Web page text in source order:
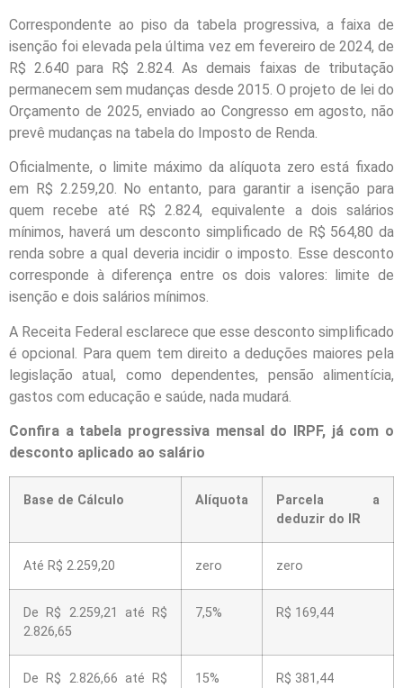
Correspondente ao piso da tabela progressiva, a faixa de
isenção foi elevada pela última vez em fevereiro de 2024, de
R$ 2.640 para R$ 2.824. As demais faixas de tributação
permanecem sem mudanças desde 2015. O projeto de lei do
Orçamento de 2025, enviado ao Congresso em agosto, não
prevê mudanças na tabela do Imposto de Renda.
Oficialmente, o limite máximo da alíquota zero está fixado
em R$ 2.259,20. No entanto, para garantir a isenção para
quem recebe até R$ 2.824, equivalente a dois salários
mínimos, haverá um desconto simplificado de R$ 564,80 da
renda sobre a qual deveria incidir o imposto. Esse desconto
corresponde à diferença entre os dois valores: limite de
isenção e dois salários mínimos.
A Receita Federal esclarece que esse desconto simplificado
é opcional. Para quem tem direito a deduções maiores pela
legislação atual, como dependentes, pensão alimentícia,
gastos com educação e saúde, nada mudará.
Confira a tabela progressiva mensal do IRPF, já com o
desconto aplicado ao salário
Base de Cálculo Alíquota
Parcela a
deduzir do IR
Até R$ 2.259,20 zero zero
De R$ 2.259,21 até R$
2.826,65
7,5% R$ 169,44
De R$ 2.826,66 até R$
15% R$ 381,44